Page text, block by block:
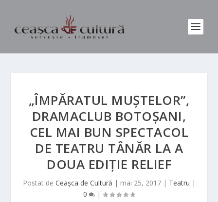
„ÎMPĂRATUL MUȘTELOR”,
DRAMACLUB BOTOȘANI,
CEL MAI BUN SPECTACOL
DE TEATRU TÂNĂR LA A
DOUA EDIȚIE RELIEF
Postat de Ceașca de Cultură | mai 25, 2017| Teatru |
0
|